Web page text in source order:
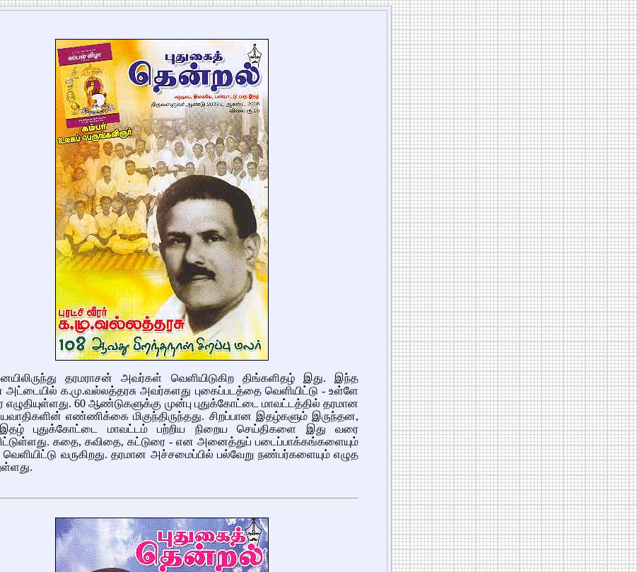
தரமராசன் அவர்கள் வெளியிடுகிற திங்களிதழ் இது. இந்த
அட்டையில் க.மு.வல்லத்தரசு அவர்களது புகைப்படத்தை வெளியிட்டு - உள்ளே
எழுதியுள்ளது. 60 ஆண்டுகளுக்கு முன்பு புதுக்கோட்டை மாவட்டத்தில் தரமான
எண்ணிக்கை மிகுந்திருந்தது. சிறப்பான இதழ்களும் இருந்தன,
புதுக்கோட்டை மாவட்டம் பற்றிய நிறைய செய்திகளை இது வரை
கதை, கவிதை, கட்டுரை - என அனைத்துப் படைப்பாக்கங்களையும்
வருகிறது. தரமான அச்சமைப்பில் பல்வேறு நண்பர்களையும் எழுத